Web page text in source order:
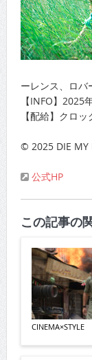
ーレンス、ロバ
【INFO】2025
【配給】クロ
© 2025 DIE MY
公式HP
この記事の
CINEMA×STYLE